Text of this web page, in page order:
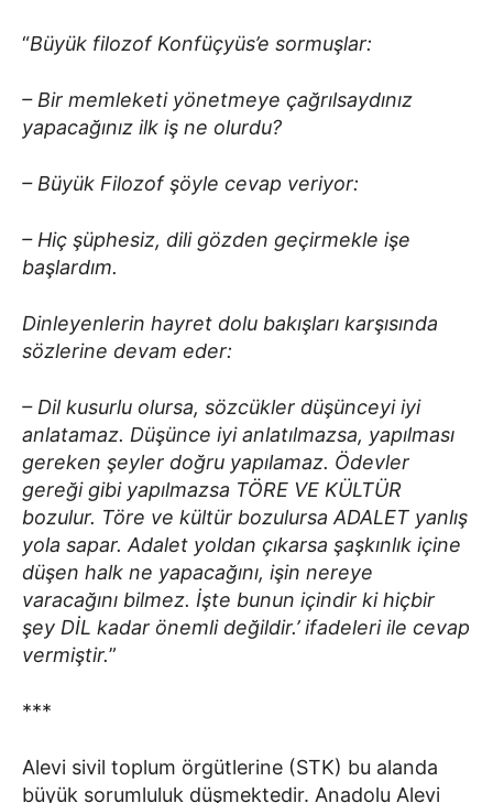
“Büyük filozof Konfüçyüs’e sormuşlar:
– Bir memleketi yönetmeye çağrılsaydınız
yapacağınız ilk iş ne olurdu?
– Büyük Filozof şöyle cevap veriyor:
– Hiç şüphesiz, dili gözden geçirmekle işe
başlardım.
Dinleyenlerin hayret dolu bakışları karşısında
sözlerine devam eder:
– Dil kusurlu olursa, sözcükler düşünceyi iyi
anlatamaz. Düşünce iyi anlatılmazsa, yapılması
gereken şeyler doğru yapılamaz. Ödevler
gereği gibi yapılmazsa TÖRE VE KÜLTÜR
bozulur. Töre ve kültür bozulursa ADALET yanlış
yola sapar. Adalet yoldan çıkarsa şaşkınlık içine
düşen halk ne yapacağını, işin nereye
varacağını bilmez. İşte bunun içindir ki hiçbir
şey DİL kadar önemli değildir.’ ifadeleri ile cevap
vermiştir.”
***
Alevi sivil toplum örgütlerine (STK) bu alanda
büyük sorumluluk düşmektedir. Anadolu Alevi